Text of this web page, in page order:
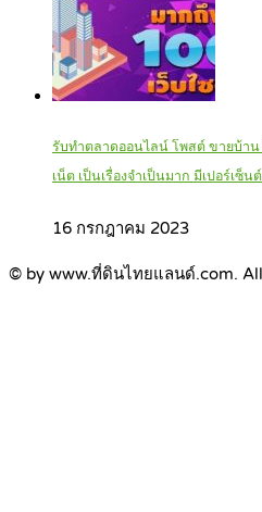
รับทำตลาดออนไลน์ โพสต์ ขายบ้า
เน็ต เป็นเรื่องจำเป็นมาก มีเปอร์เซ็น
16 กรกฎาคม 2023
© by www.ที่ดินไทยแลนด์.com. All